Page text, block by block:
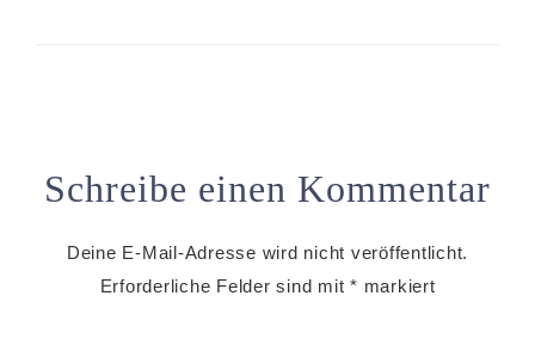
Schreibe einen Kommentar
Deine E-Mail-Adresse wird nicht veröffentlicht.
Erforderliche Felder sind mit * markiert